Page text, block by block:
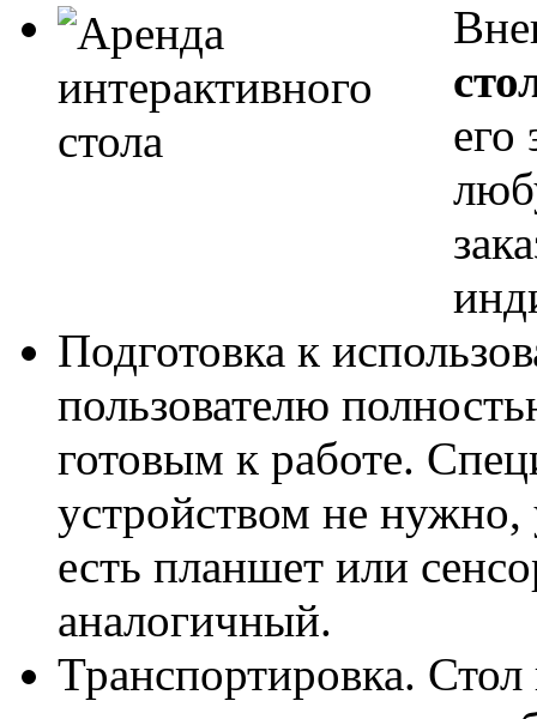
его
Подготовка к
пользователю
готовым к работе.
устройством не нужно,
есть планшет или
аналогичный.
Транспортировка.